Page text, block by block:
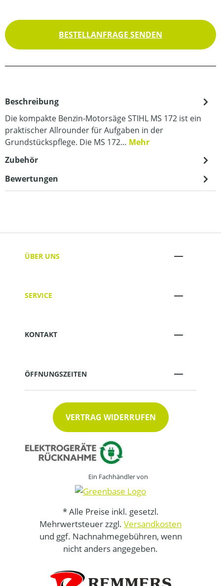
BESTELLANFRAGE SENDEN
Beschreibung
Die kompakte Benzin-Motorsäge STIHL MS 172 ist ein
praktischer Allrounder für Aufgaben in der
Grundstückspflege. Die MS 172… Mehr
Zubehör
Bewertungen
ÜBER UNS
SERVICE
KONTAKT
ÖFFNUNGSZEITEN
VERTRAG WIDERRUFEN
Ein Fachhändler von
* Alle Preise inkl. gesetzl.
Mehrwertsteuer zzgl. Versandkosten
und ggf. Nachnahmegebühren, wenn
nicht anders angegeben.